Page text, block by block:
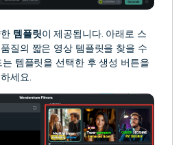
템플릿이 제공됩니다. 아래로 스
질의 짧은 영상 템플릿을 찾을 수
는 템플릿을 선택한 후 생성 버튼을
세요.